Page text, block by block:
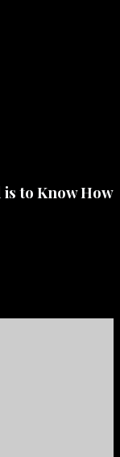
to Know How